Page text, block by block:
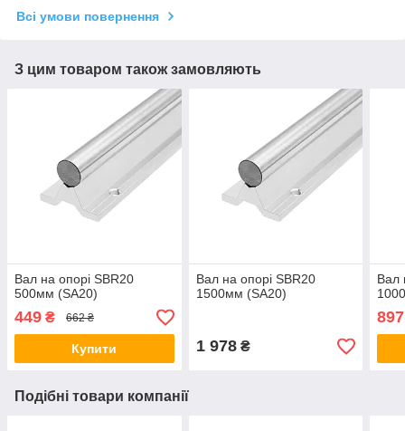
Всі умови повернення
З цим товаром також замовляють
Вал на опорі SBR20
500мм (SA20)
449 ₴ 662 ₴
Купити
Вал на опорі SBR20
1500мм (SA20)
1 978₴
Вал
897
Подібні товари компанії